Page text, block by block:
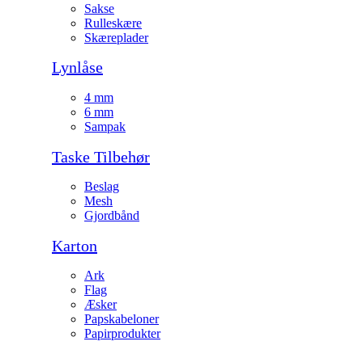
Sakse
Rulleskære
Skæreplader
Lynlåse
4 mm
6 mm
Sampak
Taske Tilbehør
Beslag
Mesh
Gjordbånd
Karton
Ark
Flag
Æsker
Papskabeloner
Papirprodukter